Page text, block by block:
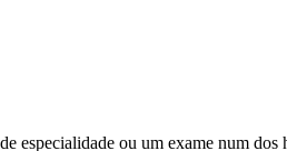
especialidade ou um exame num